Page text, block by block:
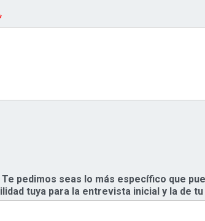
pedimos seas lo más específico que
tuya para la entrevista inicial y la de